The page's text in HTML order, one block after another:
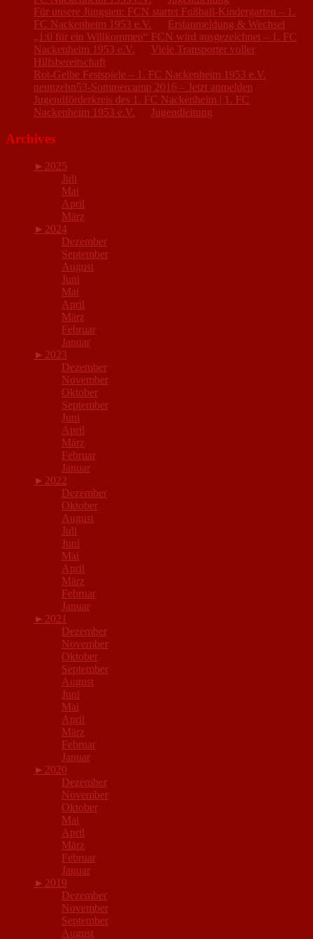
Für unsere Jüngsten: FCN startet Fußball-Kindergarten – 1.
FC Nackenheim 1953 e.V.
Erstanmeldung & Wechsel
„1:0 für ein Willkommen“ FCN wird ausgezeichnet – 1. FC
Nackenheim 1953 e.V.
Viele Transporter voller
Hilfsbereitschaft
Rot-Gelbe Festspiele – 1. FC Nackenheim 1953 e.V.
neunzehn53-Sommercamp 2016 – Jetzt anmelden
Jugendförderkreis des 1. FC Nackenheim | 1. FC
Nackenheim 1953 e.V.
Jugendleitung
Archives
► 2025
Juli
Mai
April
März
► 2024
Dezember
September
August
Juni
Mai
April
März
Februar
Januar
► 2023
Dezember
November
Oktober
September
Juni
April
März
Februar
Januar
► 2022
Dezember
Oktober
August
Juli
Juni
Mai
April
März
Februar
Januar
► 2021
Dezember
November
Oktober
September
August
Juni
Mai
April
März
Februar
Januar
► 2020
Dezember
November
Oktober
Mai
April
März
Februar
Januar
► 2019
Dezember
November
September
August